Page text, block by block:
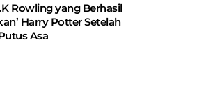
Rowling yang Berhasil
Harry Potter Setelah
Asa